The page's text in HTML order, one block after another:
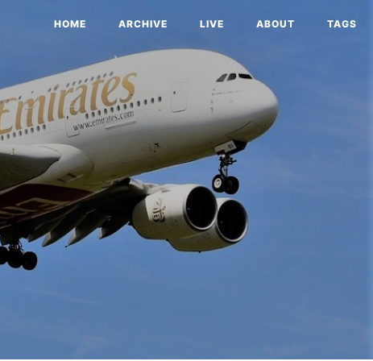
HOME ARCHIVE LIVE ABOUT TAGS